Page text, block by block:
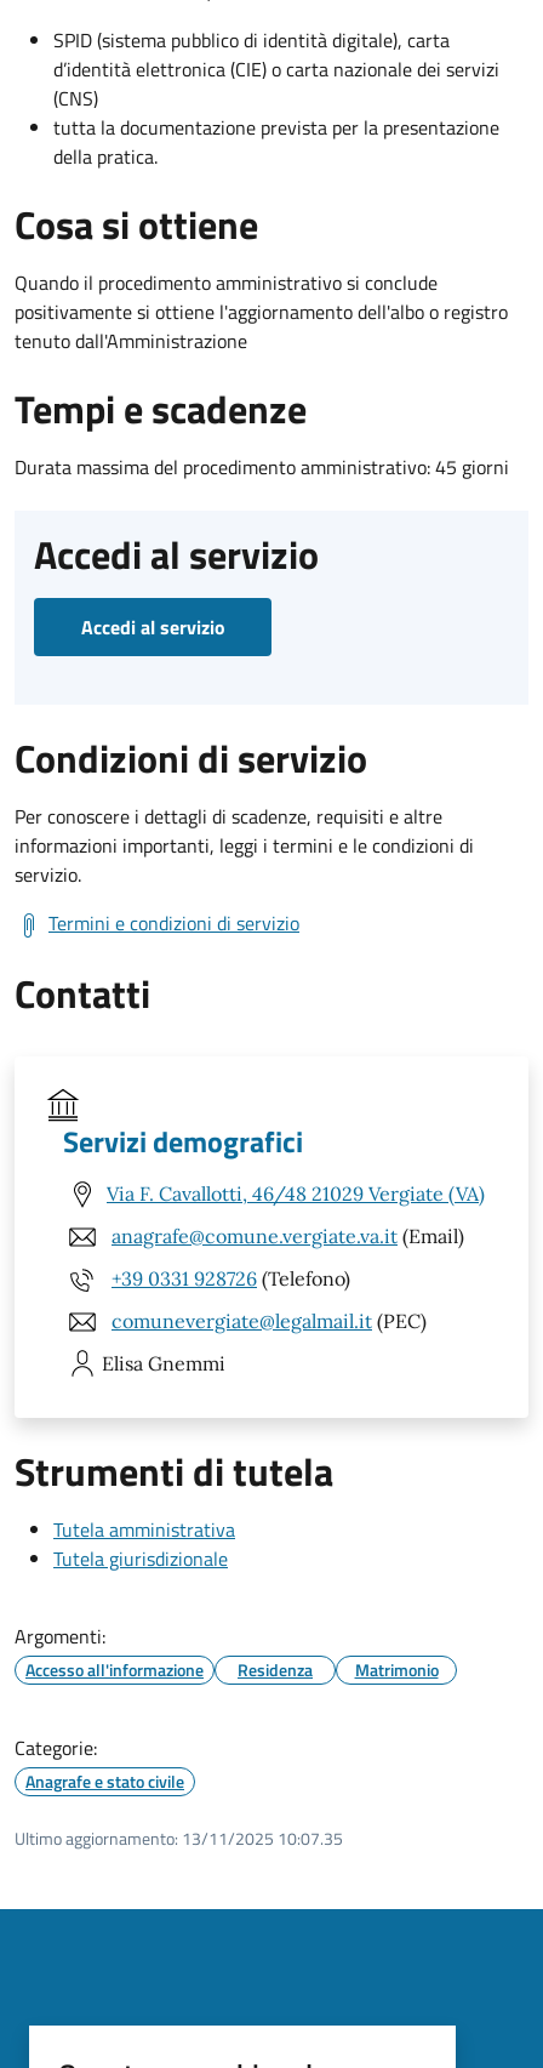
SPID (sistema pubblico di identità digitale), carta
d’identità elettronica (CIE) o carta nazionale dei servizi
(CNS)
tutta la documentazione prevista per la presentazione
della pratica.
Cosa si ottiene
Quando il procedimento amministrativo si conclude
positivamente si ottiene l'aggiornamento dell'albo o registro
tenuto dall'Amministrazione
Tempi e scadenze
Durata massima del procedimento amministrativo: 45 giorni
Accedi al servizio
Accedi al servizio
Condizioni di servizio
Per conoscere i dettagli di scadenze, requisiti e altre
informazioni importanti, leggi i termini e le condizioni di
servizio.
Termini e condizioni di servizio
Contatti
Servizi demografici
Via F. Cavallotti, 46/48 21029 Vergiate (VA)
anagrafe@comune.vergiate.va.it (Email)
+39 0331 928726 (Telefono)
comunevergiate@legalmail.it (PEC)
Elisa Gnemmi
Strumenti di tutela
Tutela amministrativa
Tutela giurisdizionale
Argomenti:
Accesso all'informazione Residenza Matrimonio
Categorie:
Anagrafe e stato civile
Ultimo aggiornamento: 13/11/2025 10:07.35